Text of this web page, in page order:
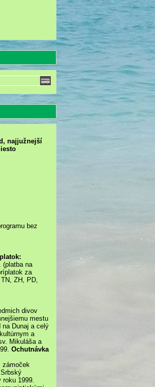
najjužnejší
bez
(platba na
za
ZH, PD,
divov
mestu
Dunaj a celý
a
Mikuláša a
Ochutnávka
zámoček
roku 1999.